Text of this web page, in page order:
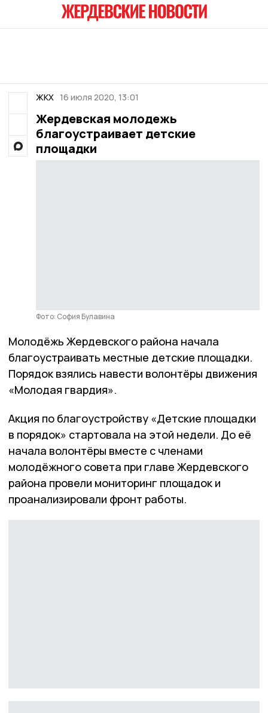
ЖКХ 16 июля 2020, 13:01
Жердевская молодежь
благоустраивает детские
площадки
Фото: София Булавина
Молодёжь Жердевского района начала
благоустраивать местные детские площадки.
Порядок взялись навести волонтёры движения
«Молодая гвардия».
Акция по благоустройству «Детские площадки
в порядок» стартовала на этой недели. До её
начала волонтёры вместе с членами
молодёжного совета при главе Жердевского
района провели мониторинг площадок и
проанализировали фронт работы.